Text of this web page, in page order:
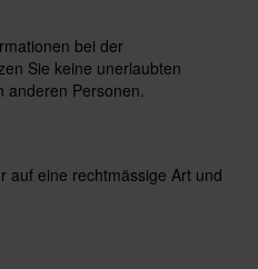
bei der
Sie keine unerlaubten
anderen Personen.
auf eine rechtmässige Art und